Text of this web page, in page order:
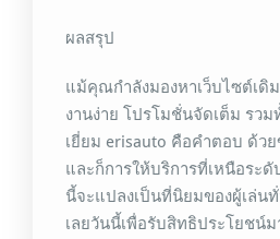
ผลสรุป
แม้คุณกำลังมองหาเว็บไซต์เ
งานง่าย โปรโมชั่นจัดเต็ม รว
เยี่ยม erisauto คือคำตอบ ด้ว
และก็การให้บริการที่เหนือระ
นี้จะแปลงเป็นที่นิยมของผู้เล่น
เลยวันนี้เพื่อรับสิทธิประโยชน์ม